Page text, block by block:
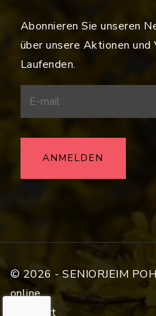
Abonnieren Sie unseren
über unsere Aktionen
Laufenden.
© 2026 - SENIORJEIM
online
wertgert